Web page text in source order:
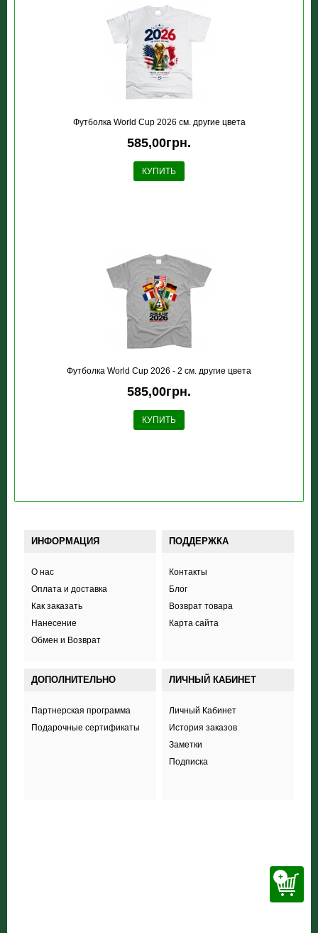
Футболка World Cup 2026 см. другие цвета
585,00грн.
КУПИТЬ
Футболка World Cup 2026 - 2 см. другие цвета
585,00грн.
КУПИТЬ
ИНФОРМАЦИЯ
О нас
Оплата и доставка
Как заказать
Нанесение
Обмен и Возврат
ПОДДЕРЖКА
Контакты
Блог
Возврат товара
Карта сайта
ДОПОЛНИТЕЛЬНО
Партнерская программа
Подарочные сертификаты
ЛИЧНЫЙ КАБИНЕТ
Личный Кабинет
История заказов
Заметки
Подписка
+